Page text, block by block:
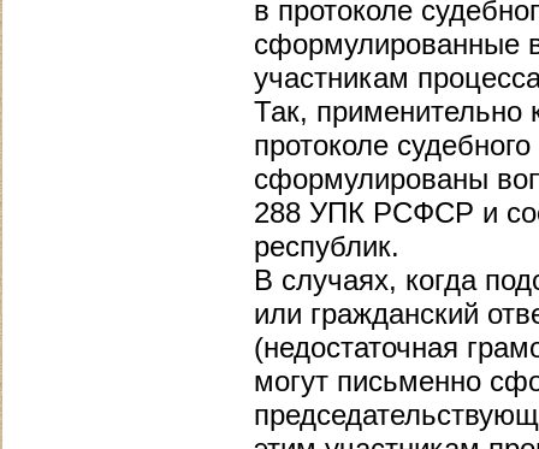
в протоколе
сформулированные
участникам
Так, применительно
протоколе
сформулированы
288 УПК РСФСР и
республик.
В случаях, когда
или гражданский
(недостаточная
могут письменно